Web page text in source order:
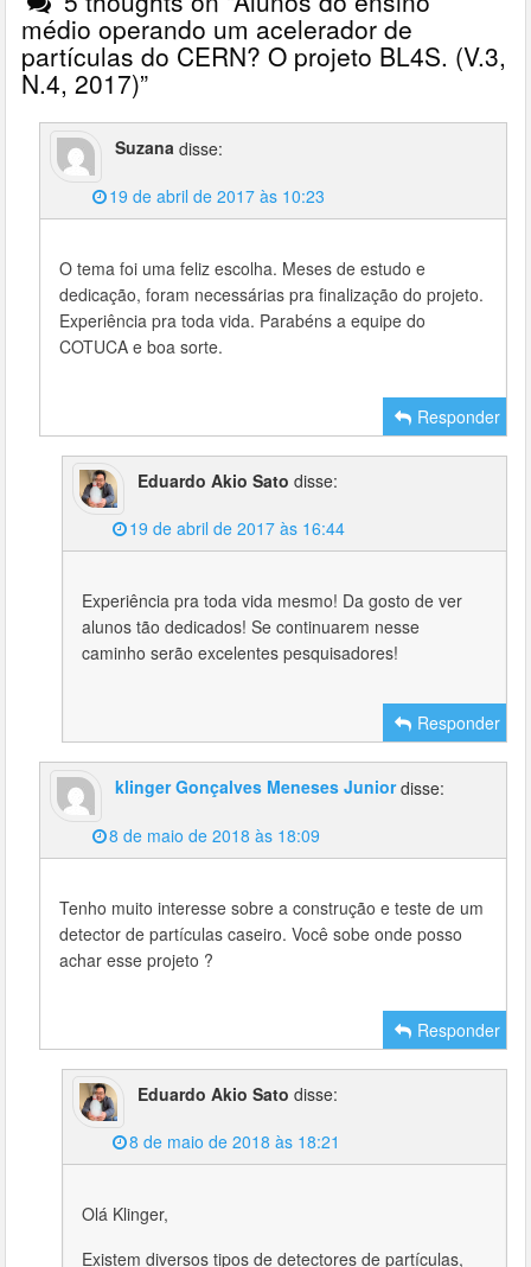
médio operando um acelerador de
partículas do CERN? O projeto BL4S. (V.3,
N.4, 2017)”
Suzana disse:
19 de abril de 2017 às 10:23
O tema foi uma feliz escolha. Meses de estudo e
dedicação, foram necessárias pra finalização do projeto.
Experiência pra toda vida. Parabéns a equipe do
COTUCA e boa sorte.
Responder
Eduardo Akio Sato disse:
19 de abril de 2017 às 16:44
Experiência pra toda vida mesmo! Da gosto de ver
alunos tão dedicados! Se continuarem nesse
caminho serão excelentes pesquisadores!
Responder
klinger Gonçalves Meneses Junior disse:
8 de maio de 2018 às 18:09
Tenho muito interesse sobre a construção e teste de um
detector de partículas caseiro. Você sobe onde posso
achar esse projeto ?
Responder
Eduardo Akio Sato disse:
8 de maio de 2018 às 18:21
Olá Klinger,
Existem diversos tipos de detectores de partículas,